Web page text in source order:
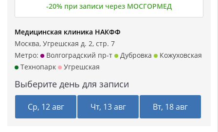
-20% при записи через МОСГОРМЕД
Медицинская клиника НАКФФ
Москва, Угрешская д. 2, стр. 7
Метро:
Волгоградский пр-т Дубровка
Кожуховская
Технопарк
Угрешская
Выберите день для записи
Ср, 12 авг Чт, 13 авг Вт, 18 авг